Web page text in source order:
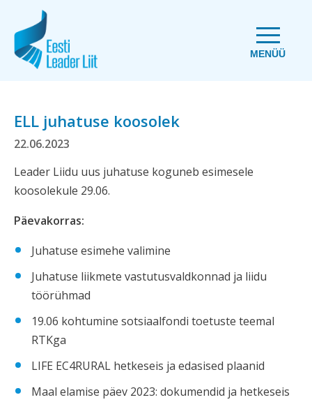
MENÜÜ
ELL juhatuse koosolek
22.06.2023
Leader Liidu uus juhatuse koguneb esimesele
koosolekule 29.06.
Päevakorras:
Juhatuse esimehe valimine
Juhatuse liikmete vastutusvaldkonnad ja liidu
töörühmad
19.06 kohtumine sotsiaalfondi toetuste teemal
RTKga
LIFE EC4RURAL hetkeseis ja edasised plaanid
Maal elamise päev 2023: dokumendid ja hetkeseis